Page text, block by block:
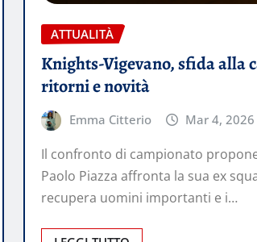
ATTUALITÀ
Knights-Vigevano, sfida alla
ritorni e novità
Emma Citterio Mar 4, 2026
Il confronto di campionato
Paolo Piazza affronta la sua ex
recupera uomini importanti e i…